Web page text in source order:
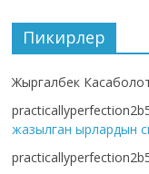
Пикирлер
Жыргалбек
жазылган ырлардын